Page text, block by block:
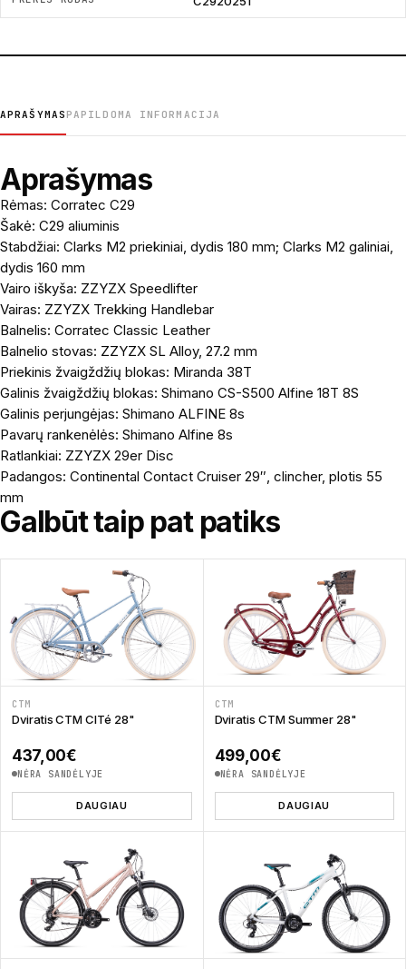
APRAŠYMAS PAPILDOMA INFORMACIJA
Aprašymas
Rėmas: Corratec C29
Šakė: C29 aliuminis
Stabdžiai: Clarks M2 priekiniai, dydis 180 mm; Clarks M2 galiniai,
dydis 160 mm
Vairo iškyša: ZZYZX Speedlifter
Vairas: ZZYZX Trekking Handlebar
Balnelis: Corratec Classic Leather
Balnelio stovas: ZZYZX SL Alloy, 27.2 mm
Priekinis žvaigždžių blokas: Miranda 38T
Galinis žvaigždžių blokas: Shimano CS-S500 Alfine 18T 8S
Galinis perjungėjas: Shimano ALFINE 8s
Pavarų rankenėlės: Shimano Alfine 8s
Ratlankiai: ZZYZX 29er Disc
Padangos: Continental Contact Cruiser 29″, clincher, plotis 55
mm
Galbūt taip pat patiks
CTM
Dviratis CTM CITé 28"
437,00€
NĖRA SANDĖLYJE
DAUGIAU
CTM
Dviratis CTM Summer 28"
499,00€
NĖRA SANDĖLYJE
DAUGIAU